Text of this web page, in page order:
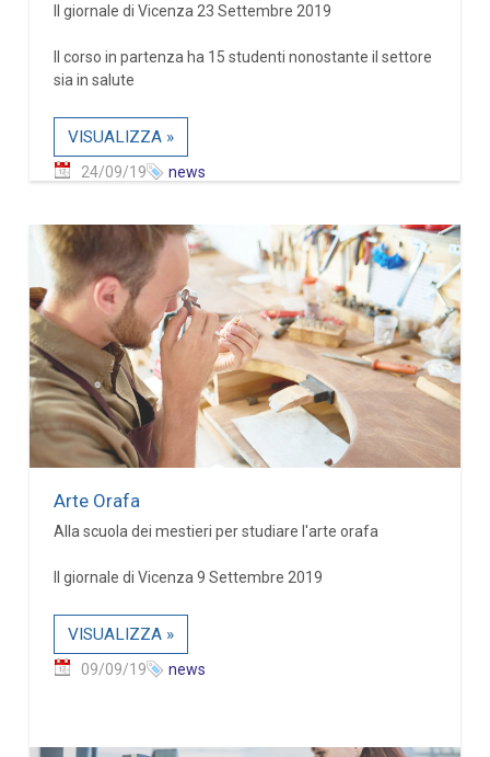
Il giornale di Vicenza 23 Settembre 2019
Il corso in partenza ha 15 studenti nonostante il settore
sia in salute
VISUALIZZA »
24/09/19 news
Arte Orafa
Alla scuola dei mestieri per studiare l'arte orafa
Il giornale di Vicenza 9 Settembre 2019
VISUALIZZA »
09/09/19 news